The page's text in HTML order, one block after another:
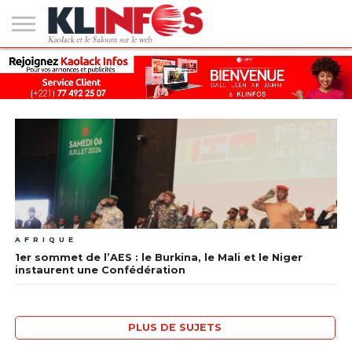
#2
(PAS
DE
TITRE)
KAOLACK
POLITIQUE
ECONOMIE
SOCIÉTÉ
CULTURE
PEOPLE
SPORT
SANTÉ
AFRIQUE
INTERNATIONAL
EMPLOI &
FORMATION
AFRIQUE
1er sommet de l’AES : le Burkina, le Mali et le Niger
instaurent une Confédération
PLUS DE SUJETS